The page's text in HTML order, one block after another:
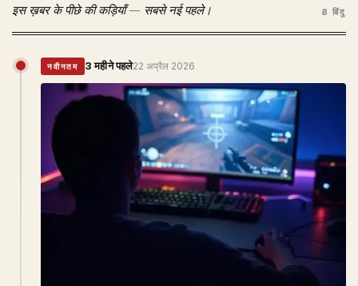
इस ख़बर के पीछे की कड़ियाँ — सबसे नई पहले। 8 बिंदु
नवीनतम 3 महीने पहले22 अप्रैल 2026